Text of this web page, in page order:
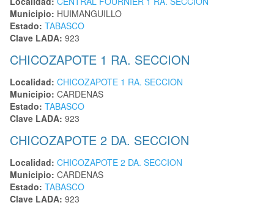
Municipio: HUIMANGUILLO
Estado: TABASCO
Clave LADA: 923
CHICOZAPOTE 1 RA. SECCION
Localidad: CHICOZAPOTE 1 RA. SECCION
Municipio: CARDENAS
Estado: TABASCO
Clave LADA: 923
CHICOZAPOTE 2 DA. SECCION
Localidad: CHICOZAPOTE 2 DA. SECCION
Municipio: CARDENAS
Estado: TABASCO
Clave LADA: 923